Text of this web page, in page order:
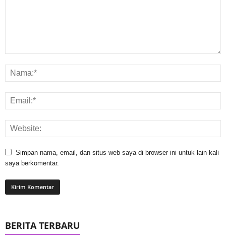
Simpan nama, email, dan situs web saya di browser ini untuk lain kali
saya berkomentar.
BERITA TERBARU